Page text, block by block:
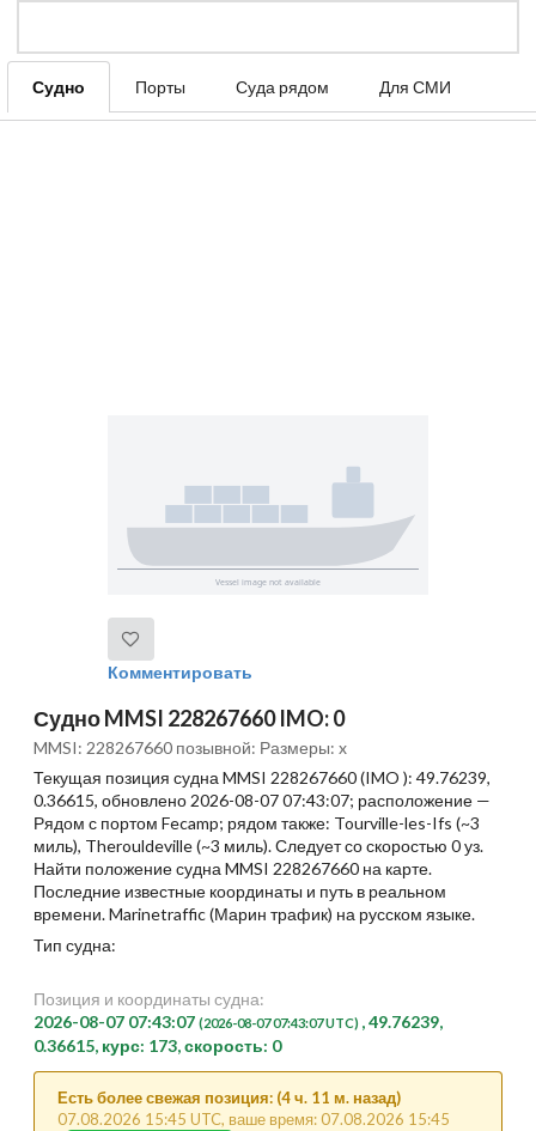
Судно Порты Суда рядом Для СМИ
Комментировать
Судно MMSI 228267660 IMO: 0
MMSI: 228267660 позывной: Размеры: x
Текущая позиция судна MMSI 228267660 (IMO ): 49.76239,
0.36615, обновлено 2026-08-07 07:43:07; расположение —
Рядом с портом Fecamp; рядом также: Tourville-les-Ifs (~3
миль), Therouldeville (~3 миль). Следует со скоростью 0 уз.
Найти положение судна MMSI 228267660 на карте.
Последние известные координаты и путь в реальном
времени. Marinetraffic (Марин трафик) на русском языке.
Тип судна:
Позиция и координаты судна:
2026-08-07 07:43:07 (2026-08-07 07:43:07 UTC) , 49.76239,
0.36615, курс: 173, скорость: 0
Есть более свежая позиция: (4 ч. 11 м. назад)
07.08.2026 15:45 UTC, ваше время: 07.08.2026 15:45